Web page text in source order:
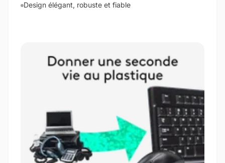
Design élégant, robuste et fiable